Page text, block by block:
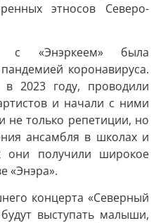
этносов Северо-
«Энэркеем» была
коронавируса.
в 2023 году, проводили
и начали с ними
не только репетиции, но
ансамбля в школах и
они получили широкое
«Энэра».
концерта «Северный
выступать малыши,